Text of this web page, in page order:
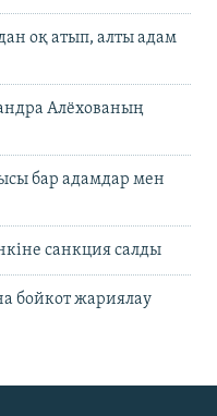
оқ атып, алты адам
Алёхованың
бар адамдар мен
санкция салды
бойкот жариялау